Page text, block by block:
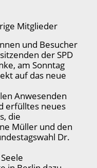
Mitglieder
und Besucher
der SPD
am Sonntag
auf das neue
Anwesenden
erfülltes neues
die
Müller und den
Dr.